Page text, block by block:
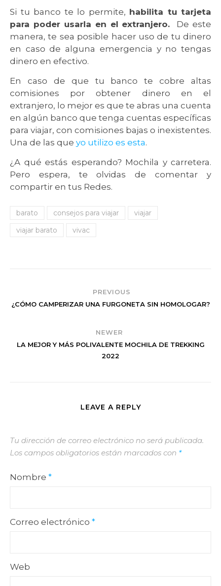
Si tu banco te lo permite, habilita tu tarjeta
para poder usarla en el extranjero. De este
manera, te sea posible hacer uso de tu dinero
en caso de alguna emergencia y no tengas
dinero en efectivo.
En caso de que tu banco te cobre altas
comisiones por obtener dinero en el
extranjero, lo mejor es que te abras una cuenta
en algún banco que tenga cuentas específicas
para viajar, con comisiones bajas o inexistentes.
Una de las que yo utilizo es esta.
¿A qué estás esperando? Mochila y carretera.
Pero espera, te olvidas de comentar y
compartir en tus Redes.
barato consejos para viajar
viajar
viajar barato
vivac
PREVIOUS
¿CÓMO CAMPERIZAR UNA FURGONETA SIN HOMOLOGAR?
NEWER
LA MEJOR Y MÁS POLIVALENTE MOCHILA DE TREKKING
2022
LEAVE A REPLY
Tu dirección de correo electrónico no será publicada.
Los campos obligatorios están marcados con *
Nombre *
Correo electrónico *
Web